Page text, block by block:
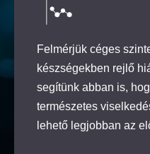
Felmérjük céges
készségekben rejlő
segítünk abban is,
természetes
lehető legjobban az